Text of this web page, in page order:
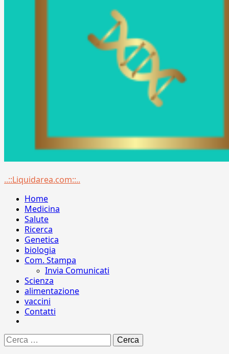
Menu
..::Liquidarea.com::..
Home
Medicina
Salute
Ricerca
Genetica
biologia
Com. Stampa
Invia Comunicati
Scienza
alimentazione
vaccini
Contatti
Ricerca
per: